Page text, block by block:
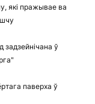
які пражывае ва
ў
паверха ў